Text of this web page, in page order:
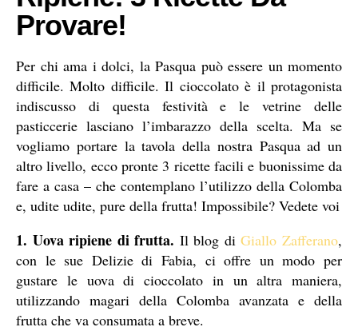
Provare!
Per chi ama i dolci, la Pasqua può essere un momento
difficile. Molto difficile. Il cioccolato è il protagonista
indiscusso di questa festività e le vetrine delle
pasticcerie lasciano l’imbarazzo della scelta. Ma se
vogliamo portare la tavola della nostra Pasqua ad un
altro livello, ecco pronte 3 ricette facili e buonissime da
fare a casa – che contemplano l’utilizzo della Colomba
e, udite udite, pure della frutta! Impossibile? Vedete voi
1. Uova ripiene di frutta. Il blog diGiallo Zafferano,
con le sue Delizie di Fabia, ci offre un modo per
gustare le uova di cioccolato in un altra maniera,
utilizzando magari della Colomba avanzata e della
frutta che va consumata a breve.